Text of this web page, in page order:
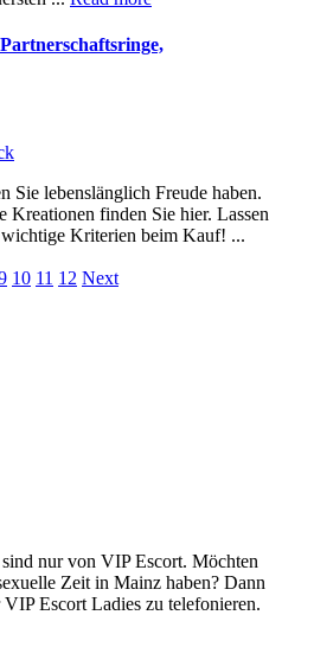
nur von VIP Escort. Möchten
Zeit in Mainz haben? Dann
Escort Ladies zu telefonieren.
Sie lebenslänglich Freude haben.
Kreationen finden Sie hier. Lassen
Kriterien beim Kauf! ...
10 11 12 Next